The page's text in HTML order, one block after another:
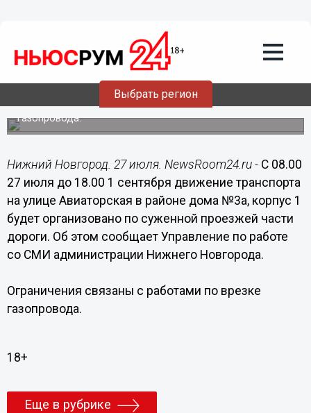
Выбрать регион
27.07.201502:35
До 1 сентября будет ограничено
движение по улице Авиаторская
Ограничения связаны с работами по врезке
газопровода.
Нижний Новгород. 27 июля. NewsRoom24.ru - С 08.00
27 июля до 18.00 1 сентября движение транспорта
на улице Авиаторская в районе дома №3а, корпус 1
будет организовано по суженной проезжей части
дороги. Об этом сообщает Управление по работе
со СМИ администрации Нижнего Новгорода.
Ограничения связаны с работами по врезке
газопровода.
18+
Еще в рубрике